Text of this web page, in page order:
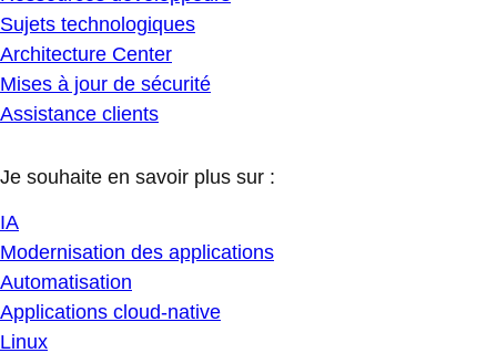
Sujets technologiques
Architecture Center
Mises à jour de sécurité
Assistance clients
Je souhaite en savoir plus sur :
IA
Modernisation des applications
Automatisation
Applications cloud-native
Linux